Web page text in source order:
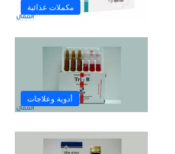
مكملات غذائية
أدوية وعلاجات